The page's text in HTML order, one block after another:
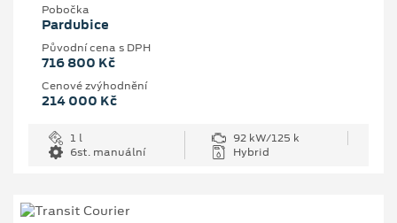
Pobočka
Pardubice
Původní cena s DPH
716 800 Kč
Cenové zvýhodnění
214 000 Kč
1 l
92 kW/125 k
6st. manuální
Hybrid